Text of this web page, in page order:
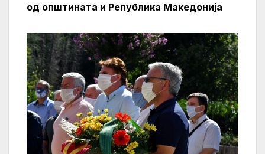
од општината и Република Македонија